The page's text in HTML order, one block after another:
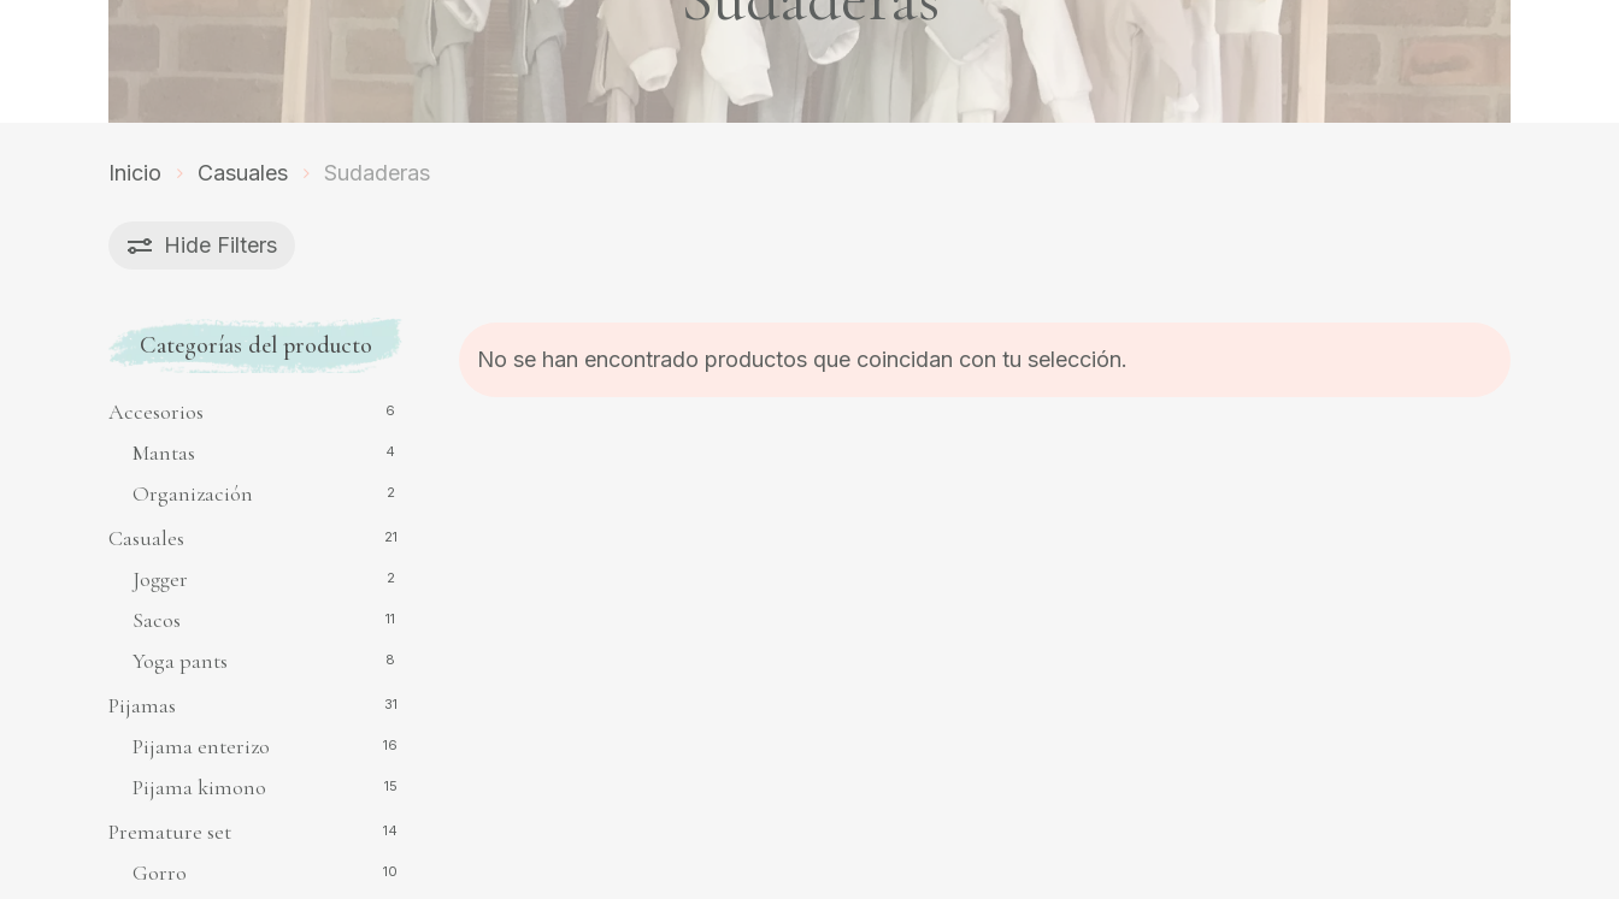
Inicio Casuales Sudaderas
Hide Filters
Categorías del producto
Accesorios 6
Mantas 4
Organización 2
Casuales 21
Jogger 2
Sacos 11
Yoga pants 8
Pijamas 31
Pijama enterizo 16
Pijama kimono 15
Premature set 14
Gorro 10
No se han encontrado productos que coincidan con tu selección.